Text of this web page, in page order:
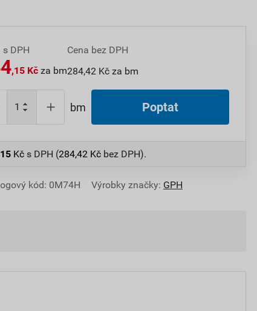
s DPH
,15 Kč za bm
Cena bez DPH
284,42 Kč za bm
bm Poptat
Kč s DPH (284,42 Kč bez DPH).
kód: 0M74H Výrobky značky: GPH